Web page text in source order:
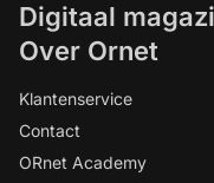
Digitaal
Over Ornet
Klantenservice
Contact
ORnet Academy